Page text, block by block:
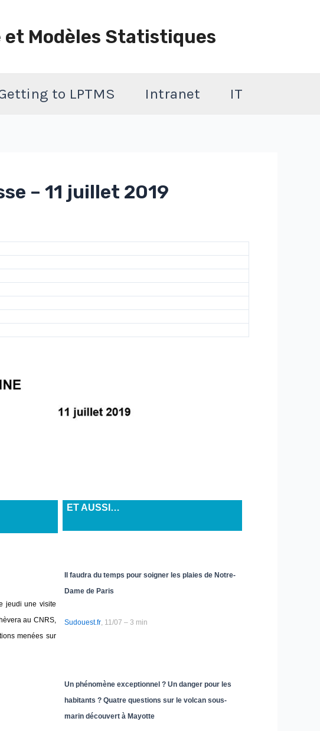
Modèles Statistiques
to LPTMS Intranet IT
– 11 juillet 2019
ET AUSSI…
jeudi une visite
au CNRS,
menées sur
Il faudra du temps pour soigner les plaies de Notre-
Dame de Paris
Sudouest.fr , 11/07 – 3 min
Un phénomène exceptionnel ? Un danger pour les
habitants ? Quatre questions sur le volcan sous-
marin découvert à Mayotte